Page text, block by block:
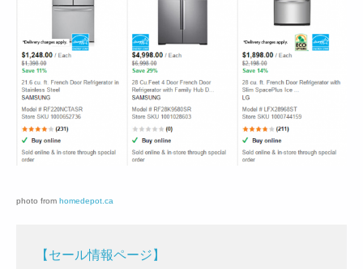
photo from homedepot.ca
【セール情報ページ】